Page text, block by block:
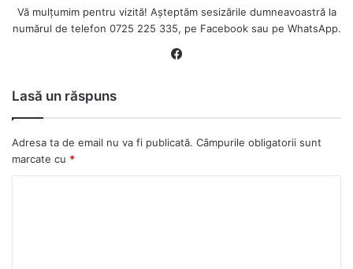
Vă mulțumim pentru vizită! Așteptăm sesizările dumneavoastră la
numărul de telefon 0725 225 335, pe Facebook sau pe WhatsApp.
Lasă un răspuns
Adresa ta de email nu va fi publicată. Câmpurile obligatorii sunt
marcate cu *